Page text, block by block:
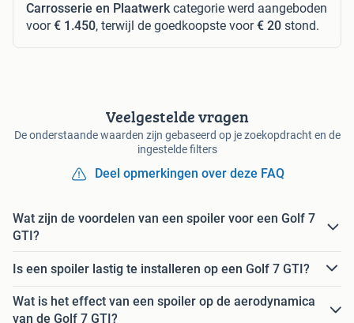
Carrosserie en Plaatwerkcategorie werd aangeboden
voor€ 1.450, terwijl de goedkoopste voor€ 20 stond.
Veelgestelde vragen
De onderstaande waarden zijn gebaseerd op je zoekopdracht en de
ingestelde filters
Deel opmerkingen over deze FAQ
Wat zijn de voordelen van een spoiler voor een Golf 7
GTI?
Is een spoiler lastig te installeren op een Golf 7 GTI?
Wat is het effect van een spoiler op de aerodynamica
van de Golf 7 GTI?